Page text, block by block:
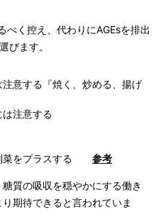
べく控え、代わりにAGEsを排出
びます。
意する『焼く、炒める、揚げ
注意する
菜をプラスする 参考
質の吸収を穏やかにする働き
期待できると言われていま